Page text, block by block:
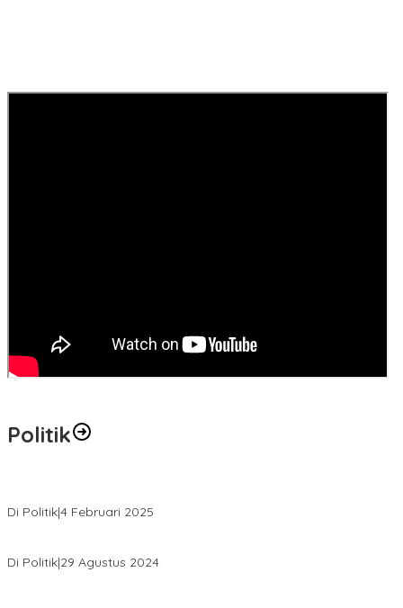
Politik
Di Politik|4 Februari 2025
Di Politik|29 Agustus 2024